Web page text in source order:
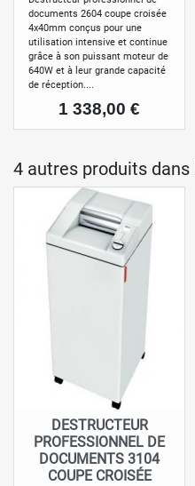
documents 2604 coupe croisée
4x40mm conçus pour une
utilisation intensive et continue
grâce à son puissant moteur de
640W et à leur grande capacité
de réception....
Prix
1 338,00 €
4 autres produits
DESTRUCTEUR
PROFESSIONNEL DE
DOCUMENTS 3104
COUPE CROISÉE